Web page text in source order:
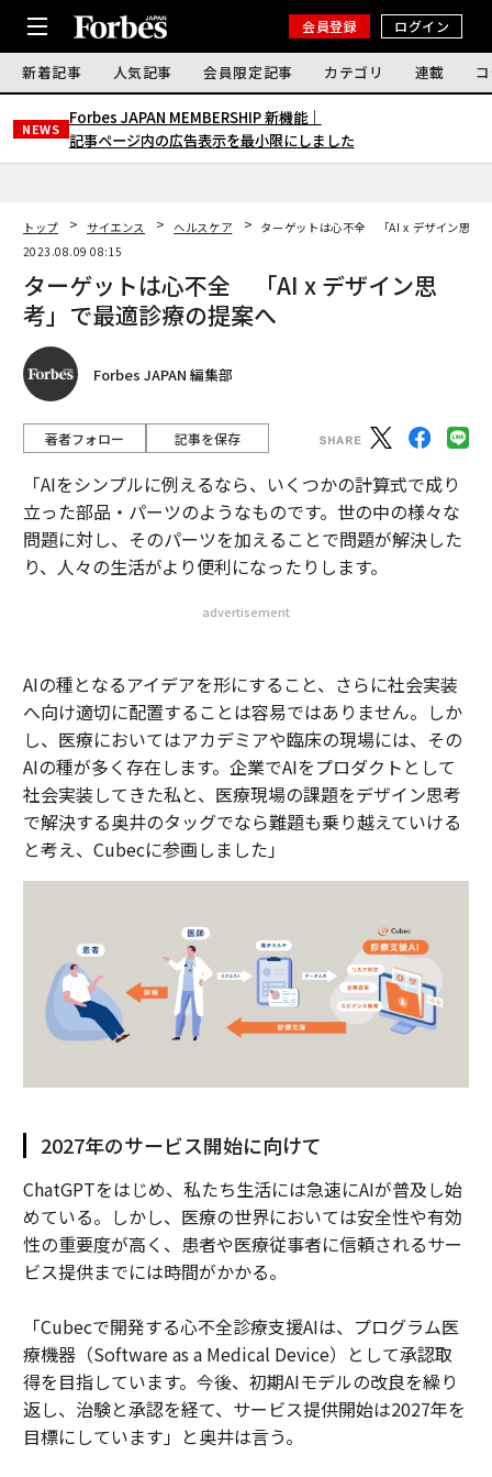
会員登録 ログイン
新着記事 人気記事 会員限定記事 カテゴリ 連載
NEWS
Forbes JAPAN MEMBERSHIP 新機能｜
記事ページ内の広告表示を最小限にしました
トップ サイエンス ヘルスケア
ターゲットは心不全 「AI x デザイン思考
2023.08.09 08:15
ターゲットは心不全 「AI x デザイン思
考」で最適診療の提案へ
Forbes JAPAN 編集部
著者フォロー 記事を保存
「AIをシンプルに例えるなら、いくつかの計算式で成り
立った部品・パーツのようなものです。世の中の様々な
問題に対し、そのパーツを加えることで問題が解決した
り、人々の生活がより便利になったりします。
advertisement
AIの種となるアイデアを形にすること、さらに社会実装
へ向け適切に配置することは容易ではありません。しか
し、医療においてはアカデミアや臨床の現場には、その
AIの種が多く存在します。企業でAIをプロダクトとして
社会実装してきた私と、医療現場の課題をデザイン思考
で解決する奥井のタッグでなら難題も乗り越えていける
と考え、Cubecに参画しました」
2027年のサービス開始に向けて
ChatGPTをはじめ、私たち生活には急速にAIが普及し始
めている。しかし、医療の世界においては安全性や有効
性の重要度が高く、患者や医療従事者に信頼されるサー
ビス提供までには時間がかかる。
「Cubecで開発する心不全診療支援AIは、プログラム医
療機器（Software as a Medical Device）として承認取
得を目指しています。今後、初期AIモデルの改良を繰り
返し、治験と承認を経て、サービス提供開始は2027年を
目標にしています」と奥井は言う。